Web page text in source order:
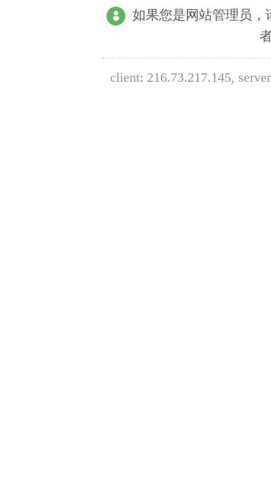
如果您是网站管理员
client: 216.73.217.145,